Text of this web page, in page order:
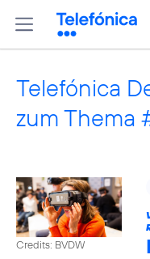
Telefónica
zum Thema
Credits: BVDW